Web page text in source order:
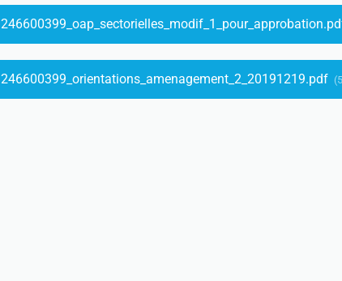
246600399_orientations_amenagement_2_20191219.pdf